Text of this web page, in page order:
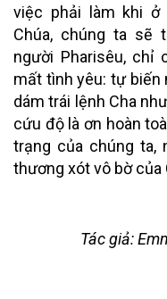
việc phải làm khi ở
Chúa, chúng ta sẽ
người Pharisêu, chỉ
mất tình yêu: tự biến
dám trái lệnh Cha
cứu độ là ơn hoàn
trạng của chúng ta,
thương xót vô bờ của
Tác giả: